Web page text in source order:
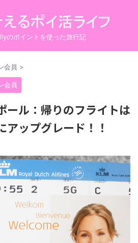
のポイントを使った旅行記
会員 >
会員
ル：帰りのフライトは
アップグレード！！